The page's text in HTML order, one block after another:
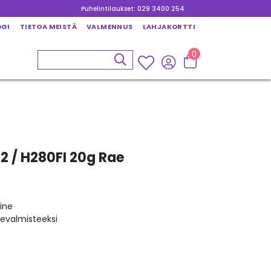
Puhelintilaukset: 029 3400 254
TIETOA MEISTÄ VALMENNUS LAHJAKORTTI
0
/ H280FI 20g Rae